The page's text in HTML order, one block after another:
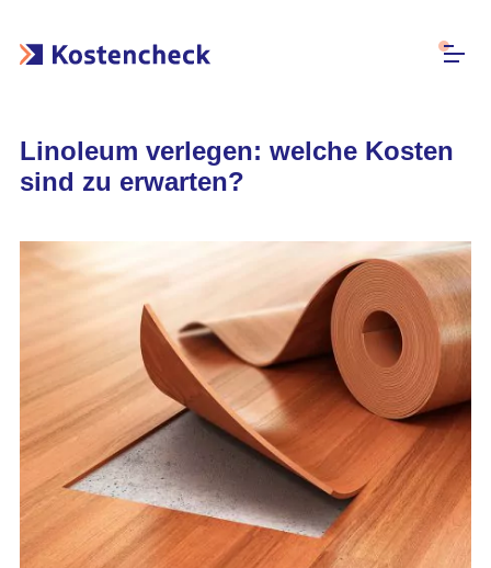
Linoleum verlegen: welche Kosten
sind zu erwarten?